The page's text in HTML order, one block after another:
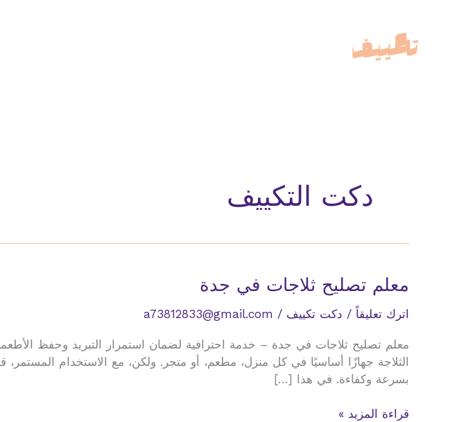
دكت التكييف
معلم تصليح ثلاجات في جدة
اترك تعليقاً / دكت تكييف /
a73812833@gmail.com
معلم تصليح ثلاجات في جدة – خدمة احترافية لضمان استمرار التبريد وحفظ
الثلاجة جهازًا أساسيًا في كل منزل، مطعم، أو متجر. ولكن، مع الاستخدام
بسرعة وكفاءة. في هذا […]
معلم
قراءة المزيد »